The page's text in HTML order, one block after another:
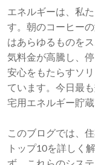
エネルギーは、私
す。朝のコーヒー
はあらゆるものを
気料金が高騰し、
安心をもたらすソ
ています。今日最
宅用エネルギー貯蔵
このブログでは、
トップ10を詳しく